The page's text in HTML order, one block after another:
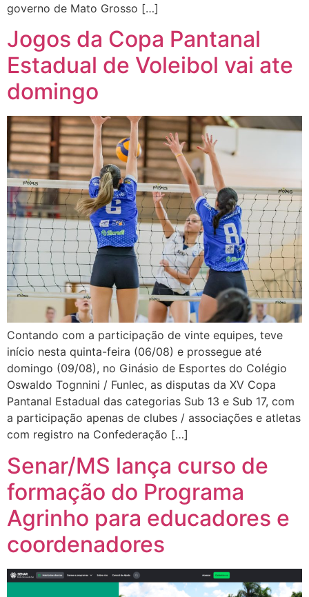
governo de Mato Grosso […]
Jogos da Copa Pantanal
Estadual de Voleibol vai ate
domingo
Contando com a participação de vinte equipes, teve
início nesta quinta-feira (06/08) e prossegue até
domingo (09/08), no Ginásio de Esportes do Colégio
Oswaldo Tognnini / Funlec, as disputas da XV Copa
Pantanal Estadual das categorias Sub 13 e Sub 17, com
a participação apenas de clubes / associações e atletas
com registro na Confederação […]
Senar/MS lança curso de
formação do Programa
Agrinho para educadores e
coordenadores